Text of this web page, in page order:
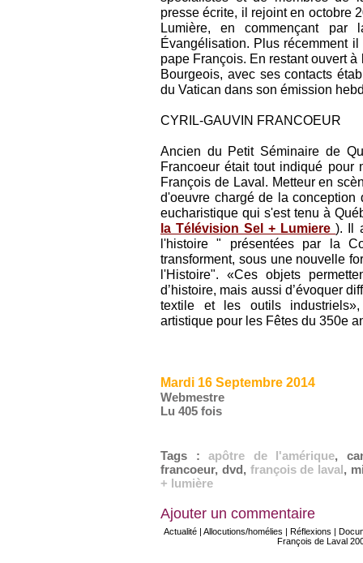
presse écrite, il rejoint en octobre
Lumière, en commençant
Évangélisation. Plus récemment
pape François. En restant ouvert
Bourgeois, avec ses contacts
du Vatican dans son émission
CYRIL-GAUVIN FRANCOEUR
Ancien du Petit Séminaire de
Francoeur était tout indiqué
François de Laval. Metteur en
d'oeuvre chargé de la
eucharistique qui s'est tenu à
la Télévision Sel + Lumiere). Il
l'histoire " présentées par la
transforment, sous une nouvelle
l'Histoire". «Ces objets
d’histoire, mais aussi d’évoquer
textile et les outils
artistique pour les Fêtes du 350e
Mardi 16 Septembre 2014
Webmestre
Lu 405 fois
Tags :apôtre de l'amérique,
francoeur, dvd, françois de laval,
+ lumière
Ajouter un commentaire
Actualité |Allocutions/homélies |Réflexions |
François de Laval